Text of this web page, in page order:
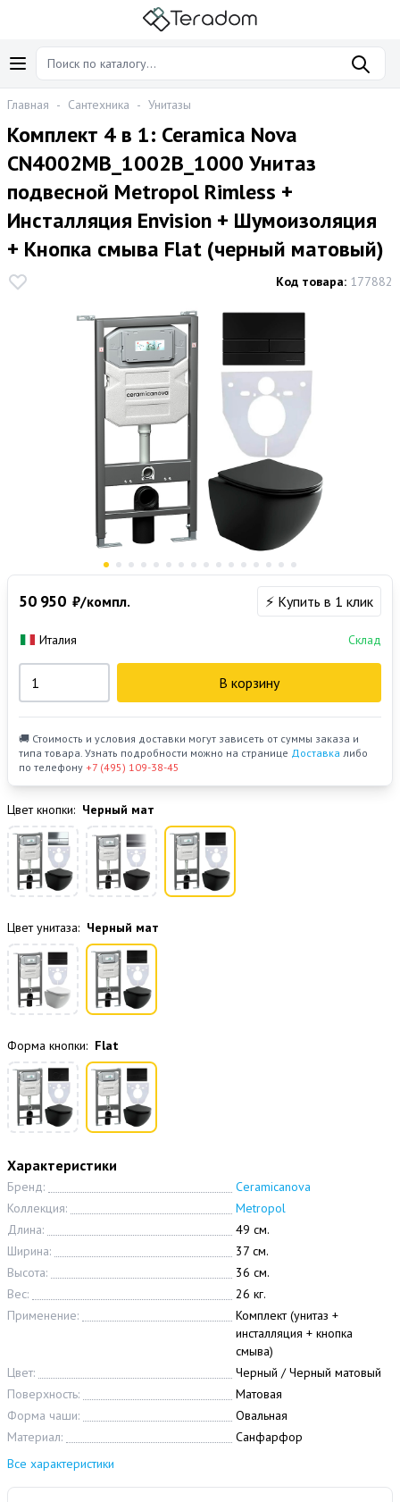
Главная - Сантехника - Унитазы
Комплект 4 в 1: Ceramica Nova
CN4002MB_1002B_1000 Унитаз
подвесной Metropol Rimless +
Инсталляция Envision + Шумоизоляция
+ Кнопка смыва Flat (черный матовый)
Код товара: 177882
Характеристики
Бренд:
Ceramicanova
Коллекция:
Metropol
Длина:
49 см.
Ширина:
37 см.
Высота:
36 см.
Вес:
26 кг.
Применение:
Комплект (унитаз +
инсталляция + кнопка
смыва)
Цвет:
Черный / Черный матовый
Поверхность:
Матовая
Форма чаши:
Овальная
Материал:
Санфарфор
Все характеристики
50 950 ₽/компл. ⚡ Купить в 1 клик
Италия Склад
В корзину
🚚 Стоимость и условия доставки могут зависеть от суммы заказа и
типа товара. Узнать подробности можно на странице Доставка либо
по телефону +7 (495) 109-38-45
Цвет кнопки: Черный мат
Цвет унитаза: Черный мат
Форма кнопки: Flat